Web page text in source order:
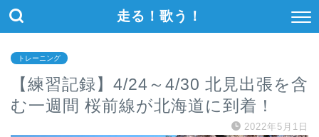
走る！歌う！
トレーニング
【練習記録】4/24～4/30 北見出張を含
む一週間 桜前線が北海道に到着！
2022年5月1日